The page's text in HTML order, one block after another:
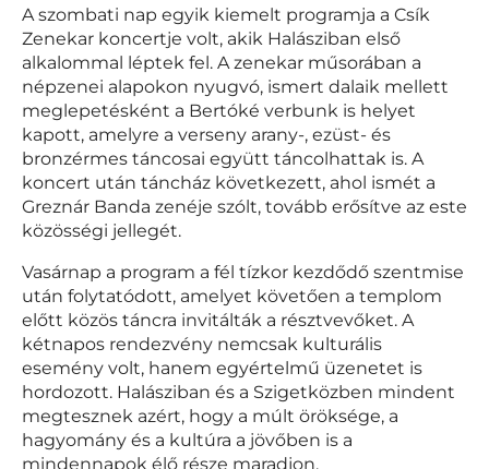
A szombati nap egyik kiemelt programja a Csík
Zenekar koncertje volt, akik Halásziban első
alkalommal léptek fel. A zenekar műsorában a
népzenei alapokon nyugvó, ismert dalaik mellett
meglepetésként a Bertóké verbunk is helyet
kapott, amelyre a verseny arany-, ezüst- és
bronzérmes táncosai együtt táncolhattak is. A
koncert után táncház következett, ahol ismét a
Greznár Banda zenéje szólt, tovább erősítve az este
közösségi jellegét.
Vasárnap a program a fél tízkor kezdődő szentmise
után folytatódott, amelyet követően a templom
előtt közös táncra invitálták a résztvevőket. A
kétnapos rendezvény nemcsak kulturális
esemény volt, hanem egyértelmű üzenetet is
hordozott. Halásziban és a Szigetközben mindent
megtesznek azért, hogy a múlt öröksége, a
hagyomány és a kultúra a jövőben is a
mindennapok élő része maradjon.